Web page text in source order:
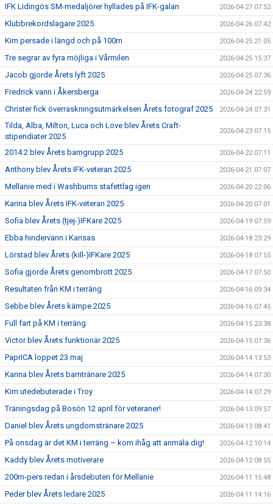
IFK Lidingös SM-medaljörer hyllades på IFK-galan 2026-04-27 07:52
Klubbrekordslagare 2025 2026-04-26 07:42
Kim persade i längd och på 100m 2026-04-25 21:05
Tre segrar av fyra möjliga i Vårmilen 2026-04-25 15:37
Jacob gjorde Årets lyft 2025 2026-04-25 07:36
Fredrick vann i Åkersberga 2026-04-24 22:59
Christer fick överraskningsutmärkelsen Årets fotograf 2025 2026-04-24 07:31
Tilda, Alba, Milton, Luca och Love blev Årets Craft-
stipendiater 2025
2026-04-23 07:15
2014:2 blev Årets barngrupp 2025 2026-04-22 07:11
Anthony blev Årets IFK-veteran 2025 2026-04-21 07:07
Mellanie med i Washburns stafettlag igen 2026-04-20 22:06
Karina blev Årets IFK-veteran 2025 2026-04-20 07:01
Sofia blev Årets (tjej-)IFKare 2025 2026-04-19 07:59
Ebba hindervann i Kansas 2026-04-18 23:29
Lörstad blev Årets (kill-)IFKare 2025 2026-04-18 07:55
Sofia gjorde Årets genombrott 2025 2026-04-17 07:50
Resultaten från KM i terräng 2026-04-16 09:34
Sebbe blev Årets kämpe 2025 2026-04-16 07:45
Full fart på KM i terräng 2026-04-15 23:38
Victor blev Årets funktionär 2025 2026-04-15 07:36
PaprICA loppet 23 maj 2026-04-14 13:53
Karina blev Årets barntränare 2025 2026-04-14 07:30
Kim utedebuterade i Troy 2026-04-14 07:29
Träningsdag på Bosön 12 april för veteraner! 2026-04-13 09:57
Daniel blev Årets ungdomstränare 2025 2026-04-13 08:41
På onsdag är det KM i terräng – kom ihåg att anmäla dig! 2026-04-12 10:14
Kaddy blev Årets motiverare 2026-04-12 08:55
200m-pers redan i årsdebuten för Mellanie 2026-04-11 15:48
Peder blev Årets ledare 2025 2026-04-11 14:16